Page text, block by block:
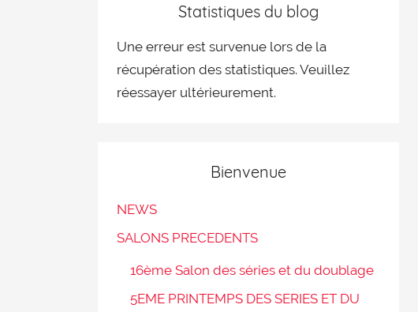
Statistiques du blog
Une erreur est survenue lors de la
récupération des statistiques. Veuillez
réessayer ultérieurement.
Bienvenue
NEWS
SALONS PRECEDENTS
16ème Salon des séries et du doublage
5EME PRINTEMPS DES SERIES ET DU